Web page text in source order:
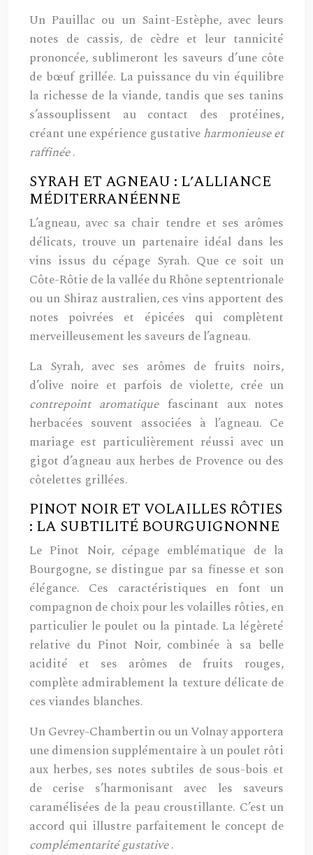
Un Pauillac ou un Saint-Estèphe, avec leurs
notes de cassis, de cèdre et leur tannicité
prononcée, sublimeront les saveurs d’une côte
de bœuf grillée. La puissance du vin équilibre
la richesse de la viande, tandis que ses tanins
s’assouplissent au contact des protéines,
créant une expérience gustativeharmonieuse et
raffinée.
SYRAH ET AGNEAU : L’ALLIANCE
MÉDITERRANÉENNE
L’agneau, avec sa chair tendre et ses arômes
délicats, trouve un partenaire idéal dans les
vins issus du cépage Syrah. Que ce soit un
Côte-Rôtie de la vallée du Rhône septentrionale
ou un Shiraz australien, ces vins apportent des
notes poivrées et épicées qui complètent
merveilleusement les saveurs de l’agneau.
La Syrah, avec ses arômes de fruits noirs,
d’olive noire et parfois de violette, crée un
contrepoint aromatique fascinant aux notes
herbacées souvent associées à l’agneau. Ce
mariage est particulièrement réussi avec un
gigot d’agneau aux herbes de Provence ou des
côtelettes grillées.
PINOT NOIR ET VOLAILLES RÔTIES
: LA SUBTILITÉ BOURGUIGNONNE
Le Pinot Noir, cépage emblématique de la
Bourgogne, se distingue par sa finesse et son
élégance. Ces caractéristiques en font un
compagnon de choix pour les volailles rôties, en
particulier le poulet ou la pintade. La légèreté
relative du Pinot Noir, combinée à sa belle
acidité et ses arômes de fruits rouges,
complète admirablement la texture délicate de
ces viandes blanches.
Un Gevrey-Chambertin ou un Volnay apportera
une dimension supplémentaire à un poulet rôti
aux herbes, ses notes subtiles de sous-bois et
de cerise s’harmonisant avec les saveurs
caramélisées de la peau croustillante. C’est un
accord qui illustre parfaitement le concept de
complémentarité gustative.